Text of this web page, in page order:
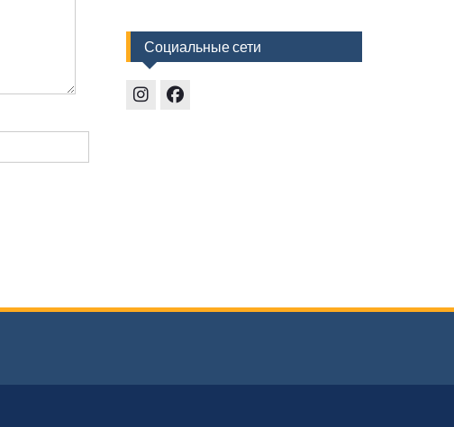
Социальные сети